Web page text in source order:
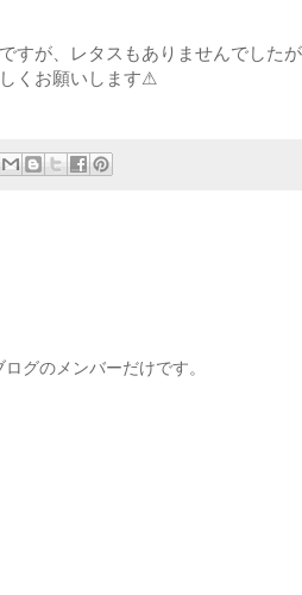
すが、レタスもありませんでしたが
くお願いします⚠
グのメンバーだけです。